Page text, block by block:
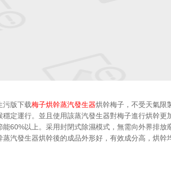
污版下载梅子烘幹蒸汽發生器烘幹梅子，不受天氣限
穩定運行。並且使用該蒸汽發生器對梅子進行烘幹更
能60%以上。采用封閉式除濕模式，無需向外界排放
蒸汽發生器烘幹後的成品外形好，有效成分高，烘幹